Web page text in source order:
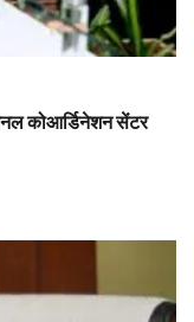
कोआर्डिनेशन सेंटर